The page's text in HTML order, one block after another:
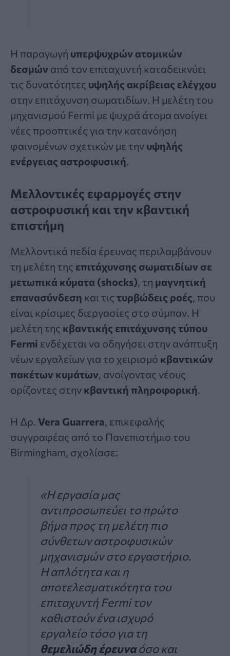
Η παραγωγή υπερψυχρών ατομικών
δεσμών από τον επιταχυντή καταδεικνύει
τις δυνατότητες υψηλής ακρίβειας ελέγχου
στην επιτάχυνση σωματιδίων. Η μελέτη του
μηχανισμού Fermi με ψυχρά άτομα ανοίγει
νέες προοπτικές για την κατανόηση
φαινομένων σχετικών με την υψηλής
ενέργειας αστροφυσική
Μελλοντικές εφαρμογές στην
αστροφυσική και την κβαντική
επιστήμη
Μελλοντικά πεδία έρευνας περιλαμβάνουν
τη μελέτη της επιτάχυνσης σωματιδίων σε
μετωπικά κύματα (shocks), τη μαγνητική
επανασύνδεση και τις τυρβώδεις ροές, που
είναι κρίσιμες διεργασίες στο σύμπαν. Η
μελέτη της κβαντικής επιτάχυνσης τύπου
Fermi ενδέχεται να οδηγήσει στην ανάπτυξη
νέων εργαλείων για το χειρισμό κβαντικών
πακέτων κυμάτων, ανοίγοντας νέους
ορίζοντες στην κβαντική πληροφορική
Η Δρ. Vera Guarrera, επικεφαλής
συγγραφέας από το Πανεπιστήμιο του
Birmingham, σχολίασε:
«Η εργασία μας
αντιπροσωπεύει το πρώτο
βήμα προς τη μελέτη πιο
σύνθετων αστροφυσικών
μηχανισμών στο εργαστήριο.
Η απλότητα και η
αποτελεσματικότητα του
επιταχυντή Fermi τον
καθιστούν ένα ισχυρό
εργαλείο τόσο για τη
θεμελιώδη έρευναόσο και